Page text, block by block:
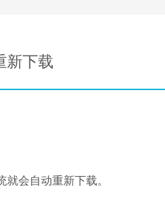
新下载
会自动重新下载。